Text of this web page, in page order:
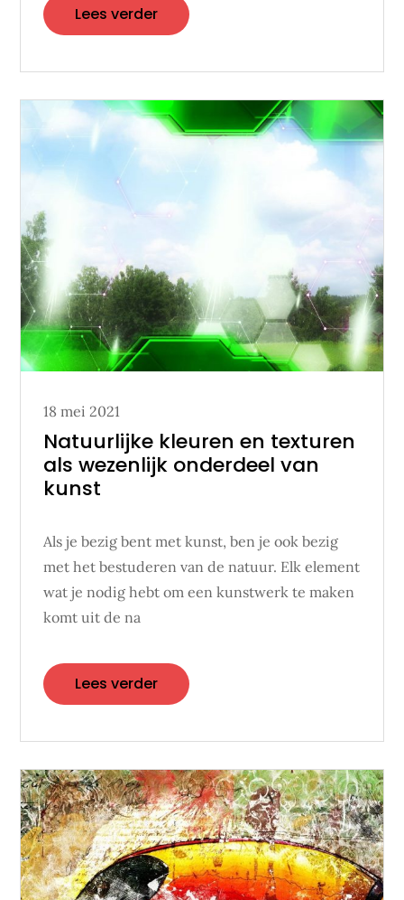
Lees verder
Posted
on
18 mei 2021
Natuurlijke kleuren en texturen
als wezenlijk onderdeel van
kunst
Als je bezig bent met kunst, ben je ook bezig
met het bestuderen van de natuur. Elk element
wat je nodig hebt om een kunstwerk te maken
komt uit de na
Lees verder